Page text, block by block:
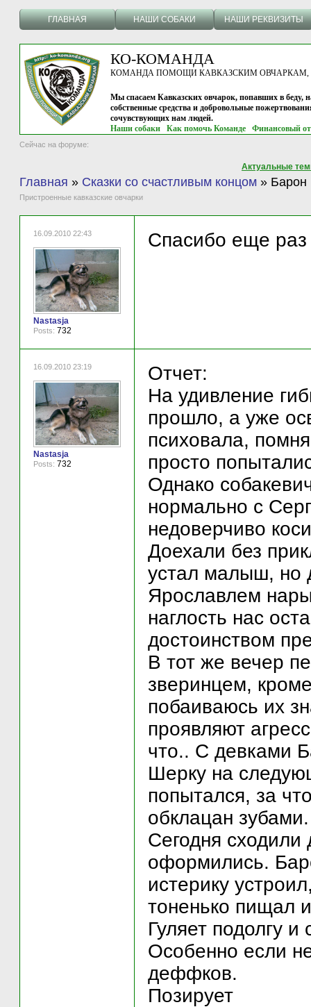
ГЛАВНАЯ НАШИ СОБАКИ НАШИ РЕКВИЗИТЫ
КО-КОМАНДА
КОМАНДА ПОМОЩИ КАВКАЗСКИМ ОВЧАРКАМ, г.
Мы спасаем Кавказских овчарок, попавших в беду,
собственные средства и добровольные
сочувствующих нам людей.
Наши собаки
Как помочь Команде Финансовый
Сейчас на форуме:
Актуальные
Главная » Сказки со счастливым концом » Барон
Пристроенные кавказские овчарки
16.09.2010 22:43
Nastasja
Posts: 732
Спасибо еще
16.09.2010 23:19
Nastasja
Posts: 732
Отчет:
На удивление
прошло, а уже
психовала,
просто
Однако
нормально с
недоверчиво
Доехали без
устал малыш, но
Ярославлем
наглость нас
достоинством
В тот же вечер
зверинцем,
побаиваюсь их
проявляют
что.. С девками
Шерку на
попытался, за
обклацан
Сегодня сходили
оформились.
истерику
тоненько пищал
Гуляет подолгу
Особенно если
деффков.
Позирует